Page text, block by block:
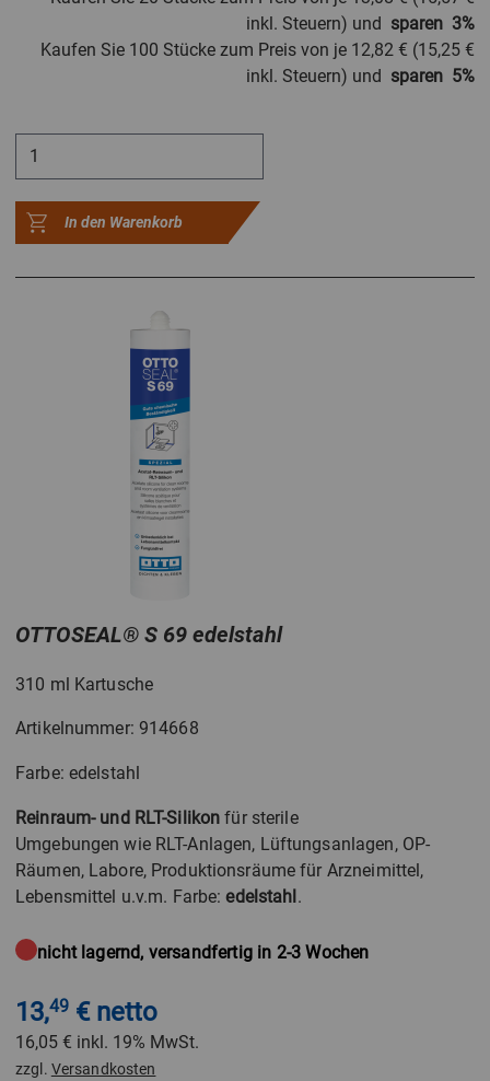
inkl. Steuern) und sparen 3%
Kaufen Sie 100 Stücke zum Preis von je 12,82 € (15,25 €
inkl. Steuern) und sparen 5%
In den Warenkorb
OTTOSEAL® S 69 edelstahl
310 ml Kartusche
Artikelnummer: 914668
Farbe: edelstahl
Reinraum- und RLT-Silikonfür sterile
Umgebungen wie RLT-Anlagen, Lüftungsanlagen, OP-
Räumen, Labore, Produktionsräume für Arzneimittel,
Lebensmittel u.v.m. Farbe:edelstahl.
nicht lagernd, versandfertig in 2-3 Wochen
13,49 € netto
16,05 € inkl. 19% MwSt.
zzgl. Versandkosten